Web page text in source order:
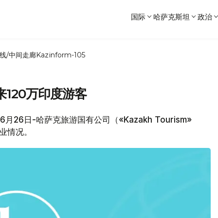
国际 哈萨克斯坦 政治
/中间走廊Kazinform-105
120万印度游客
26日-哈萨克旅游国有公司（«Kazakh Tourism»
情况。